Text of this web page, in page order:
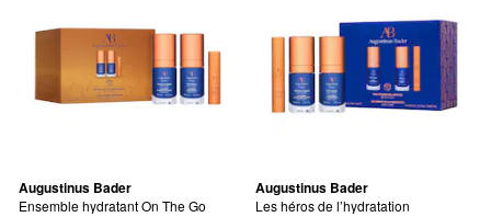
Augustinus Bader
Ensemble hydratant On The Go
Augustinus Bader
Les héros de l’hydratation